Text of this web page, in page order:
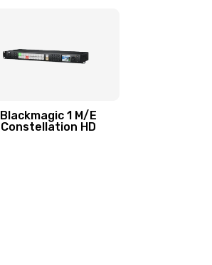
Blackmagic 1 M/E
Constellation HD